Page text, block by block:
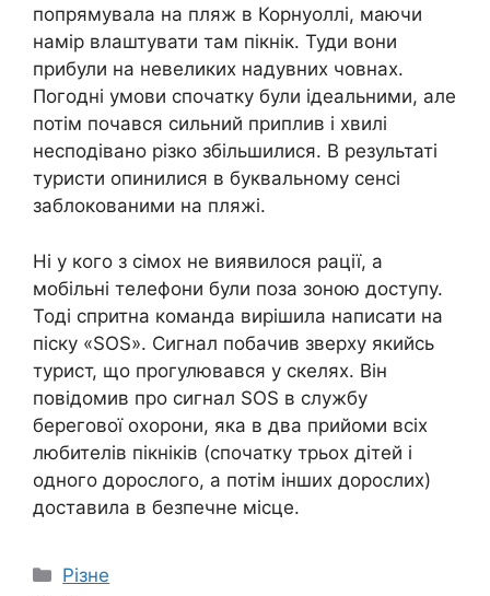
попрямувала на пляж в Корнуоллі, маючи
намір влаштувати там пікнік. Туди вони
прибули на невеликих надувних човнах.
Погодні умови спочатку були ідеальними, але
потім почався сильний приплив і хвилі
несподівано різко збільшилися. В результаті
туристи опинилися в буквальному сенсі
заблокованими на пляжі.
Ні у кого з сімох не виявилося рації, а
мобільні телефони були поза зоною доступу.
Тоді спритна команда вирішила написати на
піску «SOS». Сигнал побачив зверху якийсь
турист, що прогулювався у скелях. Він
повідомив про сигнал SOS в службу
берегової охорони, яка в два прийоми всіх
любителів пікніків (спочатку трьох дітей і
одного дорослого, а потім інших дорослих)
доставила в безпечне місце.
Категорії
Різне